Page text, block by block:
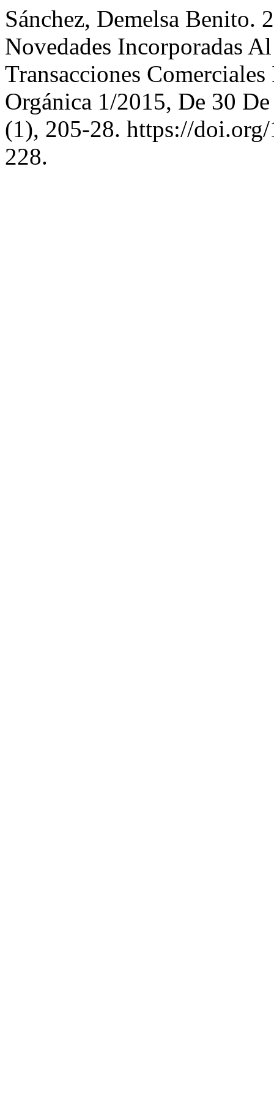
Sánchez, Demelsa Benito.
Novedades Incorporadas
Transacciones
Orgánica 1/2015, De 30
(1), 205-28. https://
228.